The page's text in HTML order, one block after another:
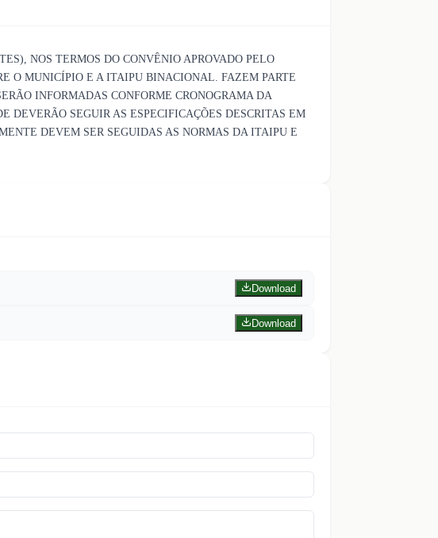
NOS TERMOS DO CONVÊNIO APROVADO PELO
O MUNICÍPIO E A ITAIPU BINACIONAL. FAZEM PARTE
INFORMADAS CONFORME CRONOGRAMA DA
DEVERÃO SEGUIR AS ESPECIFICAÇÕES DESCRITAS EM
DEVEM SER SEGUIDAS AS NORMAS DA ITAIPU E
Download
Download